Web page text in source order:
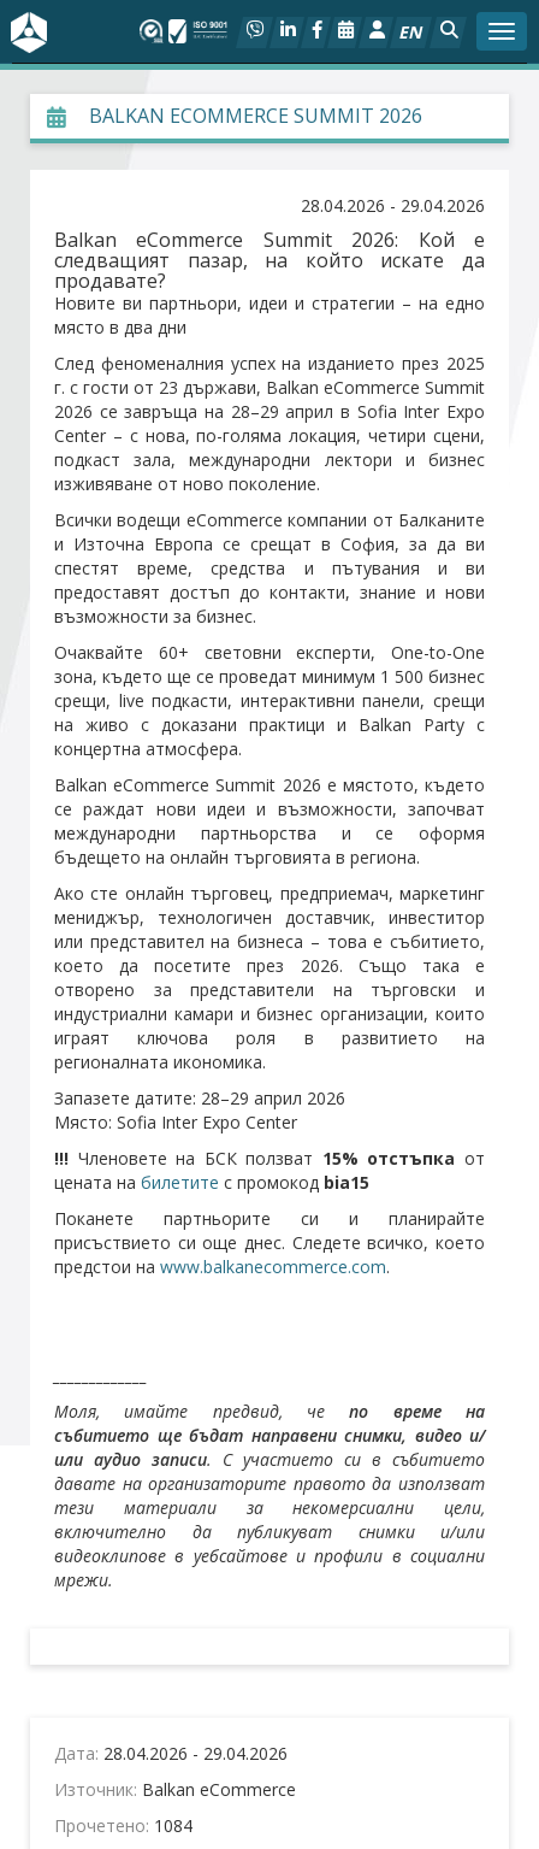
EN
За БСК
На фокус
Актуално
Социален диалог
Дейности
Арбитражен съд
Проекти
Членове
Стани член
Абонирайте се!
BALKAN ECOMMERCE SUMMIT 2026
28.04.2026 - 29.04.2026
Balkan eCommerce Summit 2026: Кой е
следващият пазар, на който искате да
продавате?
Новите ви партньори, идеи и стратегии – на едно
място в два дни
След феноменалния успех на изданието през 2025
г. с гости от 23 държави, Balkan eCommerce Summit
2026 се завръща на 28–29 април в Sofia Inter Expo
Center – с нова, по-голяма локация, четири сцени,
подкаст зала, международни лектори и бизнес
изживяване от ново поколение.
Всички водещи eCommerce компании от Балканите
и Източна Европа се срещат в София, за да ви
спестят време, средства и пътувания и ви
предоставят достъп до контакти, знание и нови
възможности за бизнес.
Очаквайте 60+ световни експерти, One-to-One
зона, където ще се проведат минимум 1 500 бизнес
срещи, live подкасти, интерактивни панели, срещи
на живо с доказани практици и Balkan Party с
концертна атмосфера.
Balkan eCommerce Summit 2026 е мястото, където
се раждат нови идеи и възможности, започват
международни партньорства и се оформя
бъдещето на онлайн търговията в региона.
Ако сте онлайн търговец, предприемач, маркетинг
мениджър, технологичен доставчик, инвеститор
или представител на бизнеса – това е събитието,
което да посетите през 2026. Също така е
отворено за представители на търговски и
индустриални камари и бизнес организации, които
играят ключова роля в развитието на
регионалната икономика.
Запазете датите: 28–29 април 2026
Място: Sofia Inter Expo Center
!!! Членовете на БСК ползват 15% отстъпка от
цената на билетите с промокод bia15
Поканете партньорите си и планирайте
присъствието си още днес. Следете всичко, което
предстои на www.balkanecommerce.com.
Моля, имайте предвид, чепо време на
събитието ще бъдат направени снимки, видео и/
или аудио записи. С участието си в събитието
давате на организаторите правото да използват
тези материали за некомерсиални цели,
включително да публикуват снимки и/или
видеоклипове в уебсайтове и профили в социални
мрежи.
Дата: 28.04.2026 - 29.04.2026
Източник: Balkan eCommerce
Прочетено: 1084